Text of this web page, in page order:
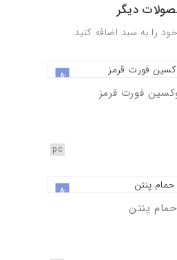
دیگر
را به سبد اضافه کنید
جدید
فورت قرمز
pc
جدید
پنتن